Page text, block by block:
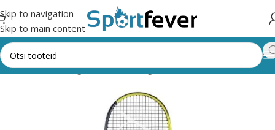
Skip to navigation
Skip to main content
Esileht Kõik kategooriad Pallimängud Tennis Tennisereketid